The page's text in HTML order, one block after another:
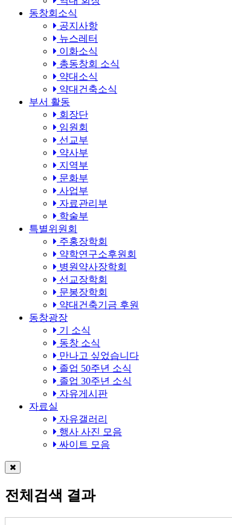
동창회소식
공지사항
뉴스레터
이화소식
총동창회 소식
약대소식
약대건축소식
부서 활동
회장단
임원회
선교부
약사부
지역부
문화부
사업부
자료관리부
학술부
특별위원회
주홍장학회
약학연구소후원회
병원약사장학회
선교장학회
문봉장학회
약대건축기금 후원
동창광장
기 소식
동창 소식
만나고 싶었습니다
졸업 50주년 소식
졸업 30주년 소식
자유게시판
자료실
자유갤러리
행사 사진 모음
싸이트 모음
전체검색 결과